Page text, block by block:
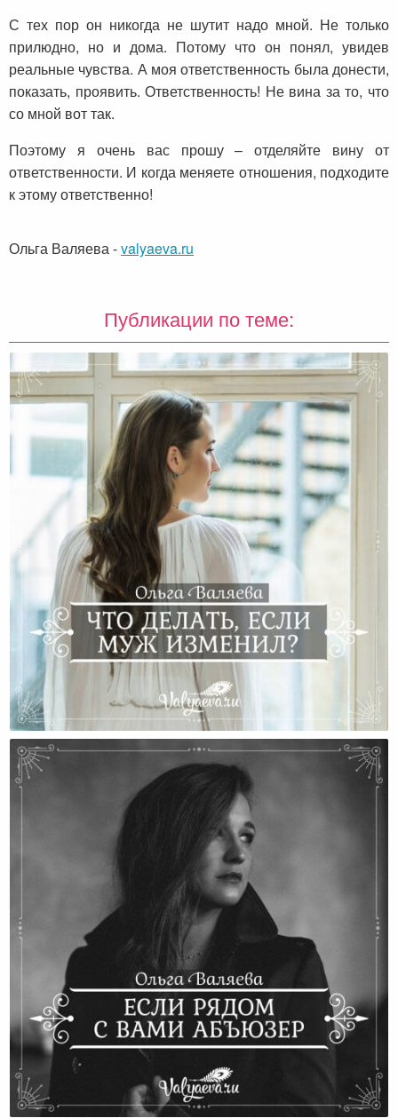
С тех пор он никогда не шутит надо мной. Не только
прилюдно, но и дома. Потому что он понял, увидев
реальные чувства. А моя ответственность была донести,
показать, проявить. Ответственность! Не вина за то, что
со мной вот так.
Поэтому я очень вас прошу – отделяйте вину от
ответственности. И когда меняете отношения, подходите
к этому ответственно!
Ольга Валяева-valyaeva.ru
Публикации по теме:
Что Делать, Если Муж Изменил?
Если Рядом С Вами Абъюзер